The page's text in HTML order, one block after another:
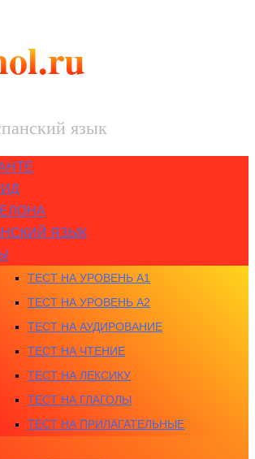
язык
ЯЗЫК
ТЕСТ НА УРОВЕНЬ A1
ТЕСТ НА УРОВЕНЬ A2
ТЕСТ НА АУДИРОВАНИЕ
ТЕСТ НА ЧТЕНИЕ
ТЕСТ НА ЛЕКСИКУ
ТЕСТ НА ГЛАГОЛЫ
ТЕСТ НА ПРИЛАГАТЕЛЬНЫЕ